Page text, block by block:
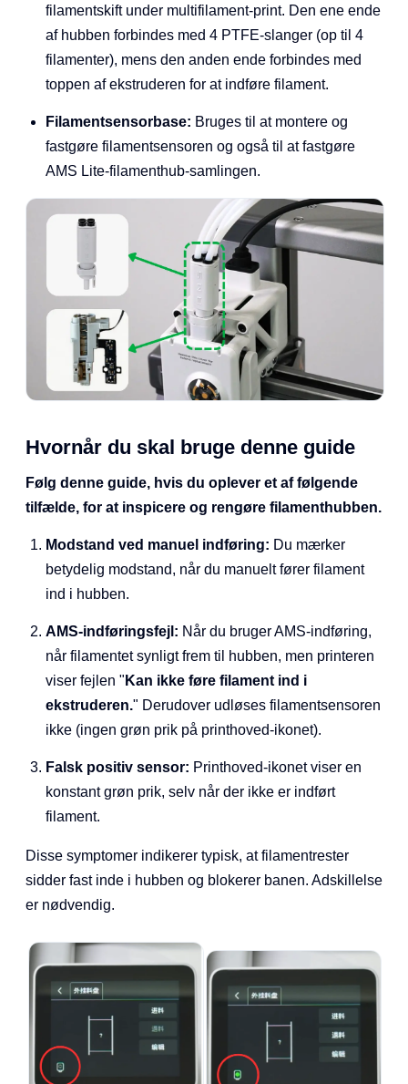
filamentskift under multifilament-print. Den ene ende
af hubben forbindes med 4 PTFE-slanger (op til 4
filamenter), mens den anden ende forbindes med
toppen af ekstruderen for at indføre filament.
Filamentsensorbase: Bruges til at montere og
fastgøre filamentsensoren og også til at fastgøre
AMS Lite-filamenthub-samlingen.
Hvornår du skal bruge denne guide
Følg denne guide, hvis du oplever et af følgende
tilfælde, for at inspicere og rengøre filamenthubben.
Modstand ved manuel indføring: Du mærker
betydelig modstand, når du manuelt fører filament
ind i hubben.
AMS-indføringsfejl: Når du bruger AMS-indføring,
når filamentet synligt frem til hubben, men printeren
viser fejlen " Kan ikke føre filament ind i
ekstruderen." Derudover udløses filamentsensoren
ikke (ingen grøn prik på printhoved-ikonet).
Falsk positiv sensor: Printhoved-ikonet viser en
konstant grøn prik, selv når der ikke er indført
filament.
Disse symptomer indikerer typisk, at filamentrester
sidder fast inde i hubben og blokerer banen. Adskillelse
er nødvendig.